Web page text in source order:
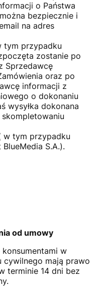
o Państwa
bezpiecznie i
na adres
tym przypadku
zostanie po
Sprzedawcę
oraz po
informacji z
o dokonaniu
wysyłka dokonana
w tym przypadku
S.A.).
od umowy
w
cywilnego mają prawo
terminie 14 dni bez